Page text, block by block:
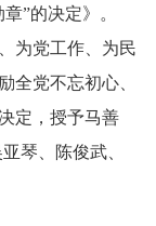
”的决定》。
为党工作、为民
全党不忘初心、
定，授予马善
琴、陈俊武、